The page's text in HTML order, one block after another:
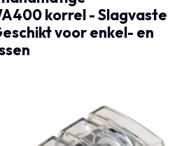
korrel - Slagvaste
voor enkel- en